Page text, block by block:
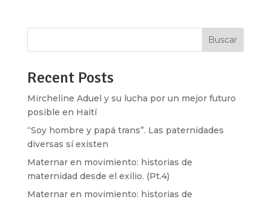
Buscar
Recent Posts
Mircheline Aduel y su lucha por un mejor futuro
posible en Haití
“Soy hombre y papá trans”. Las paternidades
diversas sí existen
Maternar en movimiento: historias de
maternidad desde el exilio. (Pt.4)
Maternar en movimiento: historias de